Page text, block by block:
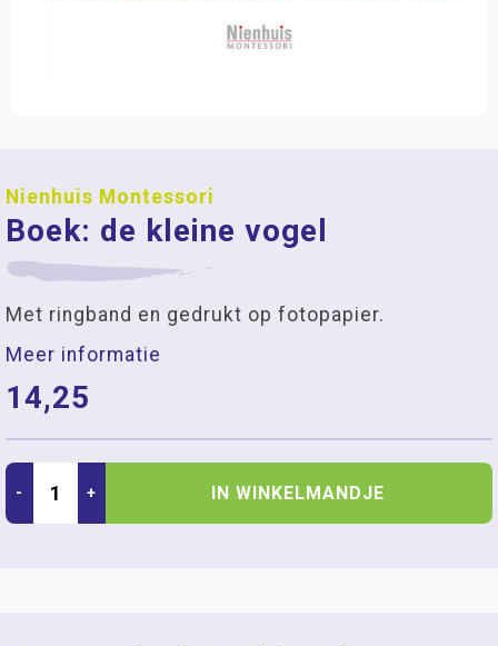
Nienhuis Montessori
Boek: de kleine vogel
Met ringband en gedrukt op fotopapier.
Meer informatie
14,25
- + IN WINKELMANDJE